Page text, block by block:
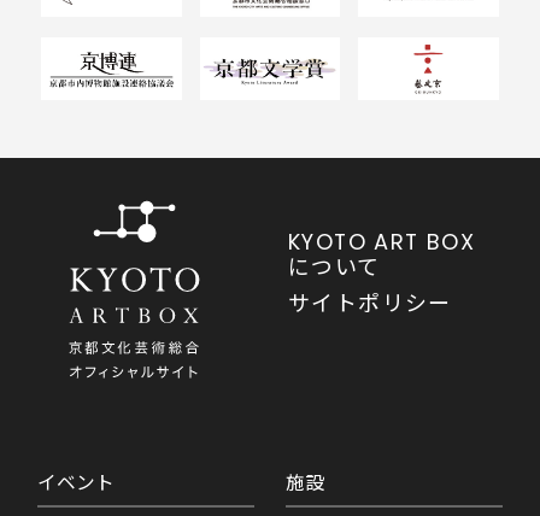
KYOTO ART BOX
について
サイトポリシー
イベント 施設